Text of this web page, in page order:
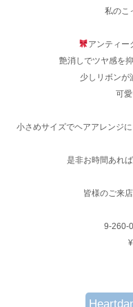
私のこ
アンティー
艶消しでツヤ感を
少しリボンが
可
小さめサイズでヘアアレンジ
是非お時間あれ
皆様のご来
9-260-